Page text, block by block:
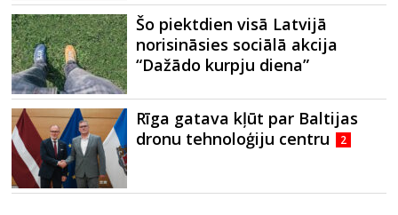
Šo piektdien visā Latvijā
norisināsies sociālā akcija
“Dažādo kurpju diena”
Rīga gatava kļūt par Baltijas
dronu tehnoloģiju centru
2